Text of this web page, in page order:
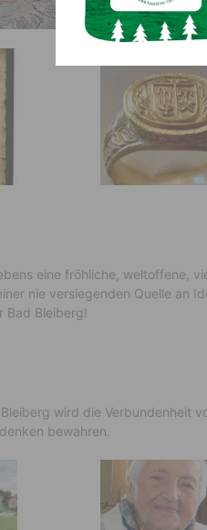
eine fröhliche, weltoffene,
nie versiegenden Quelle an
Bad Bleiberg!
wird die Verbundenheit
bewahren.